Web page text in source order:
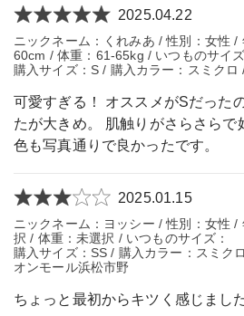
2025.04.22
ニックネーム：くれみあ / 性別：女性 /
60cm / 体重：61-65kg / いつものサイ
購入サイズ：S / 購入カラー：スミク
可愛すぎる！ オススメがSだった
たが大きめ。 肌触りがさらさらで
色も写真通りで良かったです。
2025.01.15
ニックネーム：ヨッシー / 性別：女性
択 / 体重：未選択 / いつものサイズ：
購入サイズ：SS / 購入カラー：スミク
オンモール浜松市野
ちょっと最初からキツく感じました